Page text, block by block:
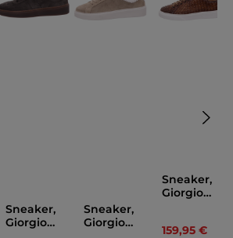
Sneaker,
Giorgio
Sneaker,
Giorgio
Sneaker,
Giorgio
159,95 €